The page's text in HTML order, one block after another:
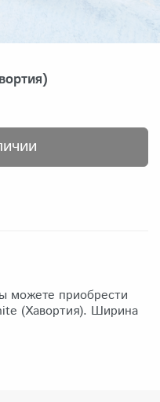
можете приобрести
(Хавортия). Ширина
из нашего